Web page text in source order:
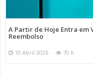
A Partir de Hoje Entra em
Reembolso
10 Abril 2026 70 K